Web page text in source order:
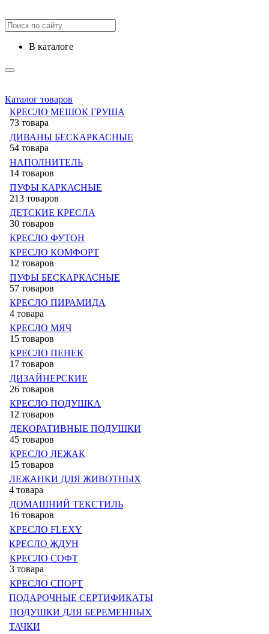
в каталоге
Каталог товаров
КРЕСЛО МЕШОК ГРУША
73 товара
ДИВАНЫ БЕСКАРКАСНЫЕ
54 товара
НАПОЛНИТЕЛЬ
14 товаров
ПУФЫ КАРКАСНЫЕ
213 товаров
ДЕТСКИЕ КРЕСЛА
30 товаров
КРЕСЛО ФУТОН
КРЕСЛО КОМФОРТ
12 товаров
ПУФЫ БЕСКАРКАСНЫЕ
57 товаров
КРЕСЛО ПИРАМИДА
4 товара
КРЕСЛО МЯЧ
15 товаров
КРЕСЛО ПЕНЕК
17 товаров
ДИЗАЙНЕРСКИЕ
26 товаров
КРЕСЛО ПОДУШКА
12 товаров
ДЕКОРАТИВНЫЕ ПОДУШКИ
45 товаров
КРЕСЛО ЛЕЖАК
15 товаров
ЛЕЖАНКИ ДЛЯ ЖИВОТНЫХ
4 товара
ДОМАШНИЙ ТЕКСТИЛЬ
16 товаров
КРЕСЛО FLEXY
КРЕСЛО ЖДУН
КРЕСЛО СОФТ
3 товара
КРЕСЛО СПОРТ
ПОДАРОЧНЫЕ СЕРТИФИКАТЫ
ПОДУШКИ ДЛЯ БЕРЕМЕННЫХ
ТАЧКИ